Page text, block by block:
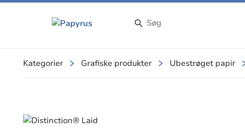
Kategorier Grafiske produkter Ubestrøget papir
Slide 1 of 7